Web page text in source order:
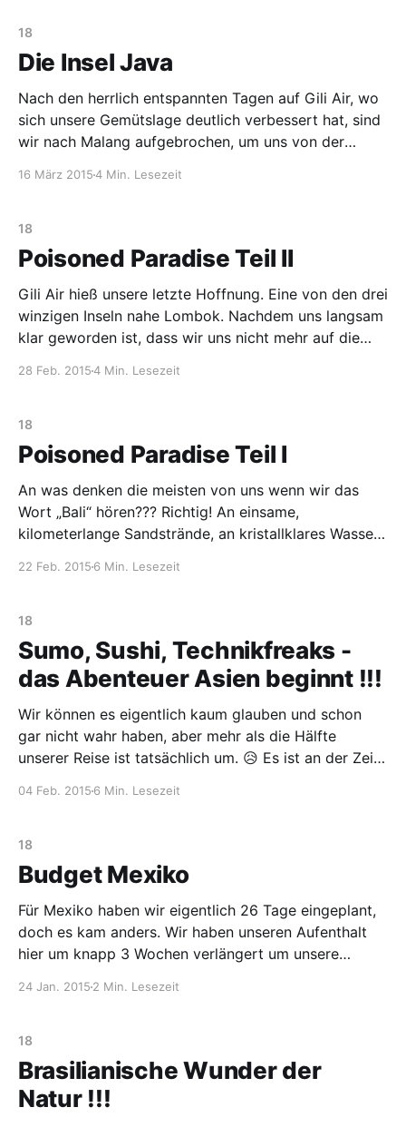
zu ändern
18
Die Insel Java
Nach den herrlich entspannten Tagen auf Gili Air, wo
sich unsere Gemütslage deutlich verbessert hat, sind
wir nach Malang aufgebrochen, um uns von der
liegt aber nicht
16 März 20154 Min. Lesezeit
18
Poisoned Paradise Teil II
Gili Air hieß unsere letzte Hoffnung. Eine von den drei
winzigen Inseln nahe Lombok. Nachdem uns langsam
klar geworden ist, dass wir uns nicht mehr auf die
28 Feb. 20154 Min. Lesezeit
18
Poisoned Paradise Teil I
An was denken die meisten von uns wenn wir das
Wort „Bali“ hören??? Richtig! An einsame,
kilometerlange Sandstrände, an kristallklares Wasser,
oder die, die ihre Illusionen
22 Feb. 2015 6 Min. Lesezeit
18
Sumo, Sushi, Technikfreaks -
das Abenteuer Asien beginnt !!!
Wir können es eigentlich kaum glauben und schon
gar nicht wahr haben, aber mehr als die Hälfte
unserer Reise ist tatsächlich um. 😥 Es ist an der Zeit
04 Feb. 2015 6 Min. Lesezeit
18
Budget Mexiko
Für Mexiko haben wir eigentlich 26 Tage eingeplant,
doch es kam anders. Wir haben unseren Aufenthalt
hier um knapp 3 Wochen verlängert um unsere
Zeitraum und die zweite auf
24 Jan. 2015 2 Min. Lesezeit
18
Brasilianische Wunder der
Natur !!!